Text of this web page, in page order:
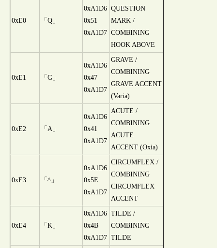
0xE0 「Q」
0xA1D6
0x51
0xA1D7
QUESTION
MARK /
COMBINING
HOOK ABOVE
0xE1 「G」
0xA1D6
0x47
0xA1D7
GRAVE /
COMBINING
GRAVE ACCENT
(Varia)
0xE2 「A」
0xA1D6
0x41
0xA1D7
ACUTE /
COMBINING
ACUTE
ACCENT (Oxia)
0xE3 「^」
0xA1D6
0x5E
0xA1D7
CIRCUMFLEX /
COMBINING
CIRCUMFLEX
ACCENT
0xE4 「K」
0xA1D6
0x4B
0xA1D7
TILDE /
COMBINING
TILDE